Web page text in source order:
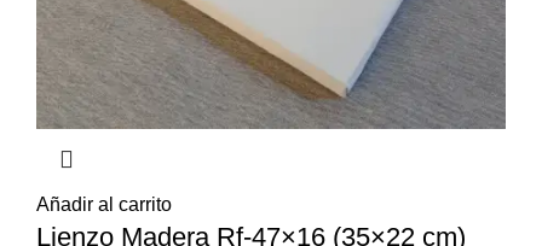
Añadir al carrito
Lienzo Madera Rf-47×16 (35×22 cm)